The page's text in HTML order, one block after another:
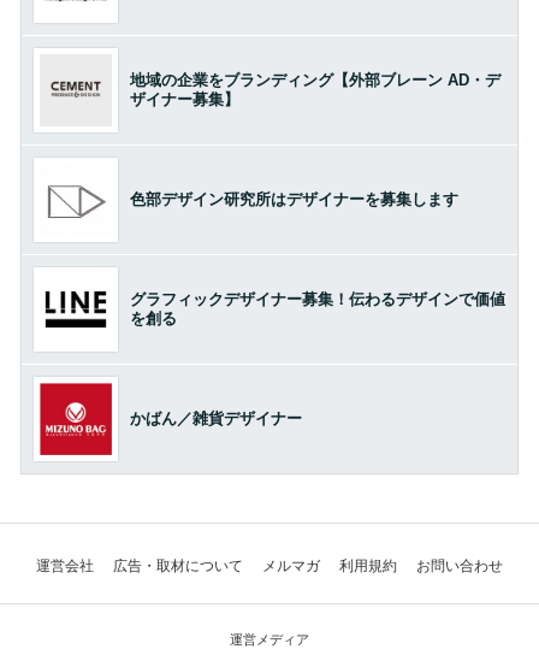
地域の企業をブランディング【外部ブレーン AD・デ
ザイナー募集】
色部デザイン研究所はデザイナーを募集します
グラフィックデザイナー募集！伝わるデザインで価値
を創る
かばん／雑貨デザイナー
運営会社 広告・取材について メルマガ 利用規約 お問い合わせ
運営メディア